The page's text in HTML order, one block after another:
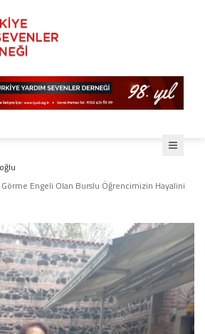
Engeli Olan Burslu Öğrencimizin Hayalini